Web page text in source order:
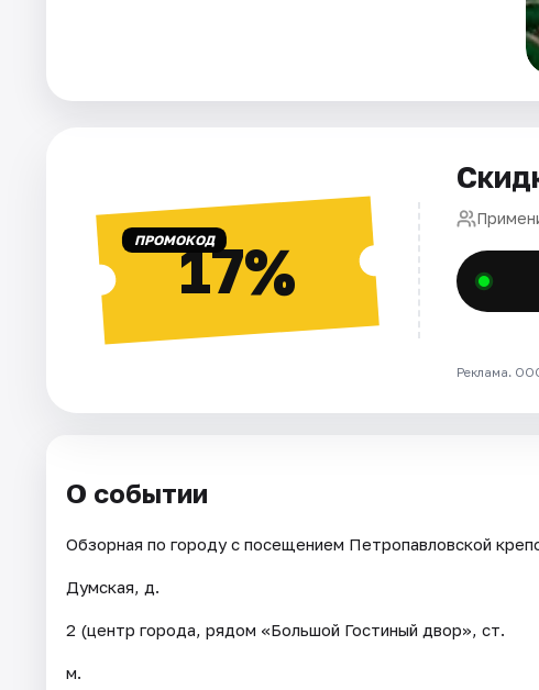
ПРОМОКОД17%
Реклама.
О событии
Обзорная по городу с посещением Петропавловской
Думская, д.
2 (центр города, рядом «Большой Гостиный двор», ст.
м.